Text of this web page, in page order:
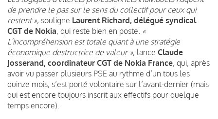
de prendre le pas sur le sens du collectif pour ceux qui
restent », souligne Laurent Richard, délégué syndical
CGT de Nokia, qui reste bien en poste. «
L’incompréhension est totale quant à une stratégie
économique destructrice de valeur », lance Claude
Josserand, coordinateur CGT de Nokia France, qui, après
avoir vu passer plusieurs PSE au rythme d’un tous les
quinze mois, s’est porté volontaire sur l’avant-dernier (mais
qui est encore toujours inscrit aux effectifs pour quelque
temps encore).